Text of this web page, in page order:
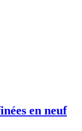
en neuf